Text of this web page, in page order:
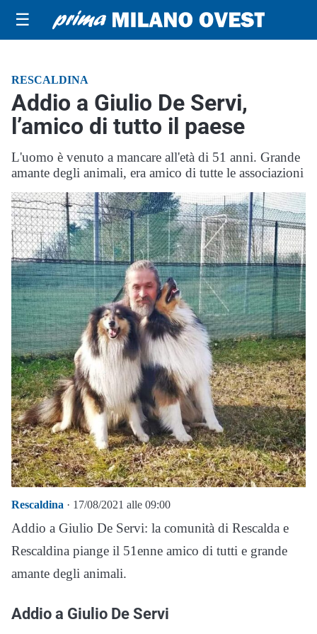
☰
RESCALDINA
Addio a Giulio De Servi,
l’amico di tutto il paese
L'uomo è venuto a mancare all'età di 51 anni. Grande
amante degli animali, era amico di tutte le associazioni
Rescaldina · 17/08/2021 alle 09:00
Addio a Giulio De Servi: la comunità di Rescalda e
Rescaldina piange il 51enne amico di tutti e grande
amante degli animali.
Addio a Giulio De Servi